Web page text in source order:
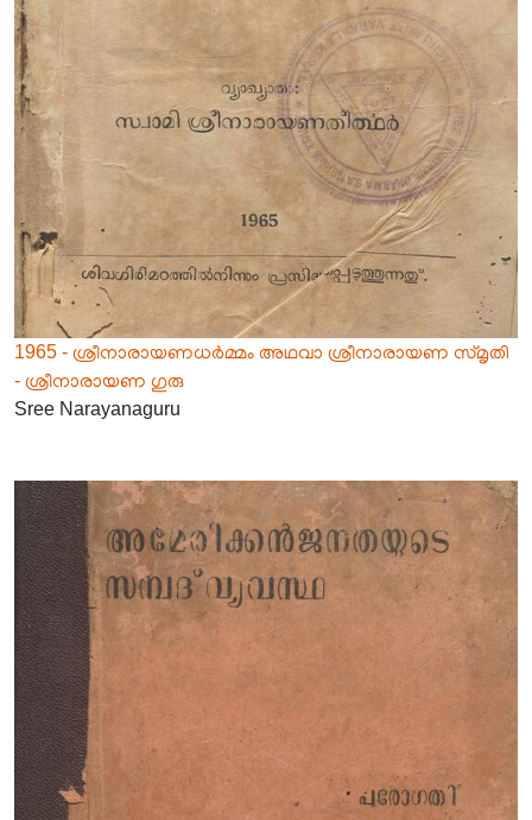
1965 - ശ്രീനാരായണധർമ്മം അഥവാ ശ്രീനാരായണ സ്‌മൃതി
- ശ്രീനാരായണ ഗുരു
Sree Narayanaguru